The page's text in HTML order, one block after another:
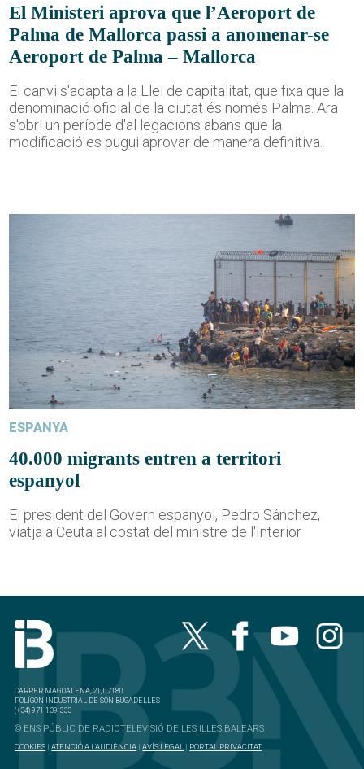
El Ministeri aprova que l’Aeroport de
Palma de Mallorca passi a anomenar-se
Aeroport de Palma – Mallorca
El canvi s'adapta a la Llei de capitalitat, que fixa que la
denominació oficial de la ciutat és només Palma. Ara
s'obri un període d'al·legacions abans que la
modificació es pugui aprovar de manera definitiva.
ESPANYA
40.000 migrants entren a territori
espanyol
El president del Govern espanyol, Pedro Sánchez,
viatja a Ceuta al costat del ministre de l'Interior
CARRER MAGDALENA, 21, 07180
POLÍGON INDUSTRIAL DE SON BUGADELLES
(+34) 971 139 333
© ENS PÚBLIC DE RADIOTELEVISIÓ DE LES ILLES BALEARS
COOKIES |ATENCIÓ A L'AUDIÈNCIA |AVÍS LEGAL | PORTAL PRIVACITAT